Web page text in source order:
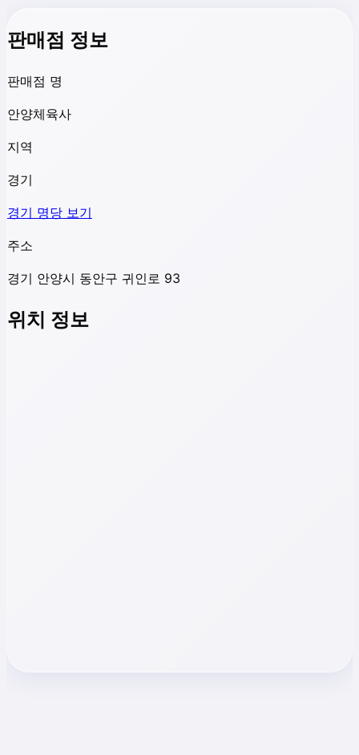
판매점 정보
판매점 명
안양체육사
지역
경기
경기 명당 보기
주소
경기 안양시 동안구 귀인로 93
위치 정보